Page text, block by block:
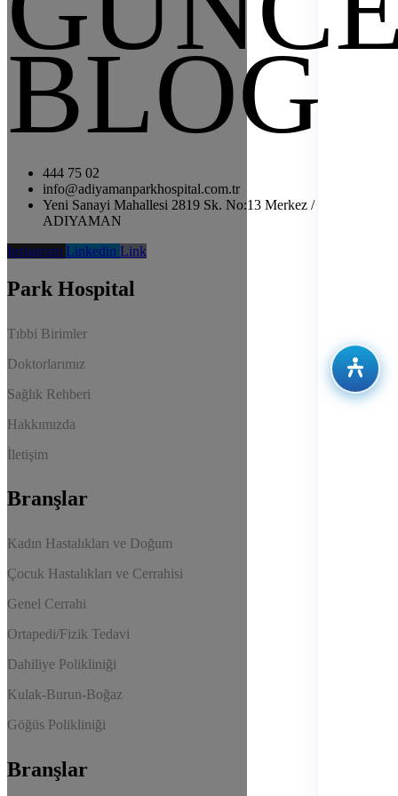
BLOG
444 75 02
info@adiyamanparkhospital.com.tr
Yeni Sanayi Mahallesi 2819 Sk. No:13 Merkez /
ADIYAMAN
Instagram Linkedin Link
Park Hospital
Tıbbi Birimler
Doktorlarımız
Sağlık Rehberi
Hakkımızda
İletişim
Branşlar
Kadın Hastalıkları ve Doğum
Çocuk Hastalıkları ve Cerrahisi
Genel Cerrahi
Ortapedi/Fizik Tedavi
Dahiliye Polikliniği
Kulak-Burun-Boğaz
Göğüs Polikliniği
Branşlar